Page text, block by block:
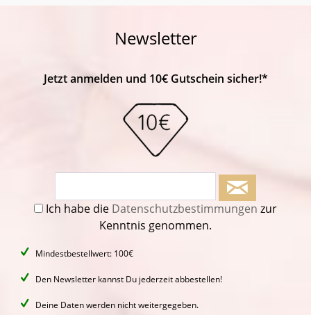
Newsletter
Jetzt anmelden und 10€ Gutschein sicher!*
Ich habe die Datenschutzbestimmungen zur
Kenntnis genommen.
Mindestbestellwert: 100€
Den Newsletter kannst Du jederzeit abbestellen!
Deine Daten werden nicht weitergegeben.